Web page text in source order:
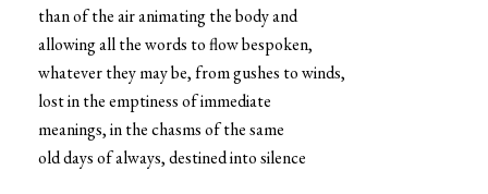
than of the air animating the body and
allowing all the words to flow bespoken,
whatever they may be, from gushes to winds,
lost in the emptiness of immediate
meanings, in the chasms of the same
old days of always, destined into silence